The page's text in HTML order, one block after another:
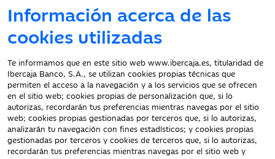
Información acerca de las
cookies utilizadas
Te informamos que en este sitio web www.ibercaja.es, titularidad de
Ibercaja Banco, S.A., se utilizan cookies propias técnicas que
permiten el acceso a la navegación y a los servicios que se ofrecen
en el sitio web; cookies propias de personalización que, si lo
autorizas, recordarán tus preferencias mientras navegas por el sitio
web; cookies propias gestionadas por terceros que, si lo autorizas,
analizarán tu navegación con fines estadísticos; y cookies propias
gestionadas por terceros y cookies de terceros que, si lo autorizas,
recordarán tus preferencias mientras navegas por el sitio web y
Atención al cliente
Documentación a clientes
Aviso Legal
Protección datos
personales
Tarifas y Cotizaciones